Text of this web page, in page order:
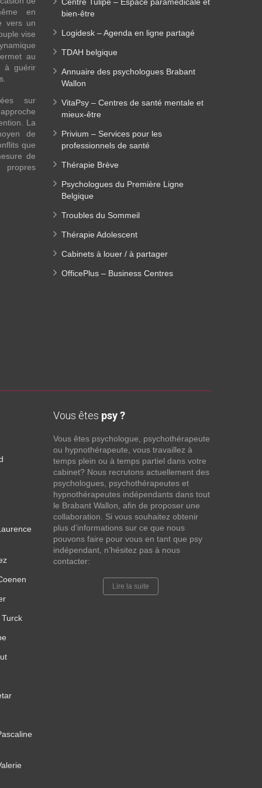
en
vers un
vise
au
à guérir
sur
La
de
que
de
propres
bien-être
Logidesk – Agenda en ligne partagé
TDAH belgique
Annuaire des psychologues Brabant
Wallon
VitaPsy – Centres de santé mentale et
mieux-être
Privium – Services pour les
professionnels de santé
Thérapie Brève
Psychologues du Première Ligne
Belgique
Troubles du Sommeil
Thérapie Adolescent
Cabinets à louer / à partager
OfficePlus – Business Centres
Vous êtes psy ?
Vous êtes psychologue, psychothérapeute
ou hypnothérapeute, vous travaillez à
temps plein ou à temps partiel dans votre
cabinet? Nous recrutons actuellement des
psychologues, psychothérapeutes et
hypnothérapeutes indépendants dans tout
le Brabant Wallon, afin de proposer une
collaboration. Si vous souhaitez obtenir
plus d’informations sur ce que nous
pouvons faire pour vous en tant que psy
indépendant, n’hésitez pas à nous
contacter:
Lire la suite